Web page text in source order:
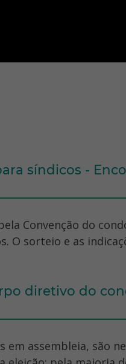
síndicos -
Convenção do
O sorteio e as
diretivo do
assembleia, são